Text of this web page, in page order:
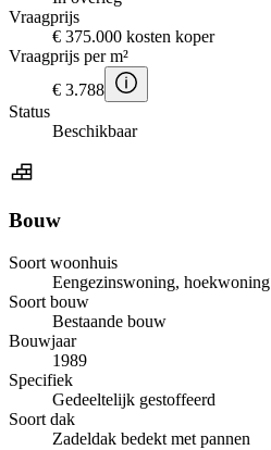
Vraagprijs
€ 375.000 kosten koper
Vraagprijs per m²
€ 3.788
Status
Beschikbaar
Bouw
Soort woonhuis
Eengezinswoning, hoekwoning
Soort bouw
Bestaande bouw
Bouwjaar
1989
Specifiek
Gedeeltelijk gestoffeerd
Soort dak
Zadeldak bedekt met pannen